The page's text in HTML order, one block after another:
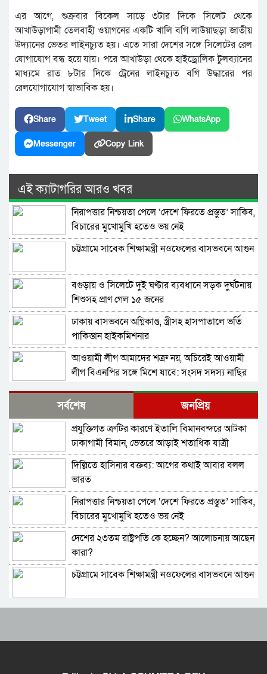
এর আগে, শুক্রবার বিকেল সাড়ে ৩টার দিকে সিলেট থেকে
আখাউড়াগামী তেলবাহী ওয়াগনের একটি খালি বগি লাউয়াছড়া জাতীয়
উদ্যানের ভেতর লাইনচ্যুত হয়। এতে সারা দেশের সঙ্গে সিলেটের রেল
যোগাযোগ বন্ধ হয়ে যায়। পরে আখাউড়া থেকে হাইড্রোলিক টুলব্যানের
মাধ্যমে রাত ৮টার দিকে ট্রেনের লাইনচ্যুত বগি উদ্ধারের পর
রেলযোগাযোগ স্বাভাবিক হয়।
Share Tweet Share WhatsApp
Messenger Copy Link
এই ক্যাটাগরির আরও খবর
নিরাপত্তার নিশ্চয়তা পেলে ‘দেশে ফিরতে প্রস্তুত’ সাকিব,
বিচারের মুখোমুখি হতেও ভয় নেই
চট্টগ্রামে সাবেক শিক্ষামন্ত্রী নওফেলের বাসভবনে আগুন
বগুড়ায় ও সিলেটে দুই ঘণ্টার ব্যবধানে সড়ক দুর্ঘটনায়
শিশুসহ প্রাণ গেল ১৫ জনের
ঢাকায় বাসভবনে অগ্নিকাণ্ড, স্ত্রীসহ হাসপাতালে ভর্তি
পাকিস্তান হাইকমিশনার
আওয়ামী লীগ আমাদের শত্রু নয়, অচিরেই আওয়ামী
লীগ বিএনপির সঙ্গে মিশে যাবে: সংসদ সদস্য নাছির
শহীদ আহসান জুলাই যোদ্ধা নন—দাবি বিএনপি নেতার,
জামায়াত নেতা বললেন, ‘সারজিসও ছাত্রলীগ করতেন’
সাকিব আল হাসানের বাড়িতে পেট্রোল ঢেলে আগুন
দেওয়ার চেষ্টা, ভাঙচুর
গাজীপুর-৫ আসনের সাবেক এমপি আখতারুজ্জামান
গ্রেপ্তার
ফেনীর পুলিশ সুপার; যত কিছুই করি না কেন, কারোরই
মন রক্ষা করতে পারি না
জুলাই গণঅভ্যুত্থান দিবসে হবিগঞ্জে শহীদদের প্রতি
জেলা পুলিশের শ্রদ্ধা
মৌলভীবাজারে যথাযোগ্য মর্যাদায় পালিত জুলাই
সর্বশেষ জনপ্রিয়
প্রযুক্তিগত ত্রুটির কারণে ইতালি বিমানবন্দরে আটকা
ঢাকাগামী বিমান, ভেতরে আড়াই শতাধিক যাত্রী
দিল্লিতে হাসিনার বক্তব্য: আগের কথাই আবার বলল
ভারত
নিরাপত্তার নিশ্চয়তা পেলে ‘দেশে ফিরতে প্রস্তুত’ সাকিব,
বিচারের মুখোমুখি হতেও ভয় নেই
দেশের ২৩তম রাষ্ট্রপতি কে হচ্ছেন? আলোচনায় আছেন
কারা?
চট্টগ্রামে সাবেক শিক্ষামন্ত্রী নওফেলের বাসভবনে আগুন
বাংলাদেশ-পাকিস্তানসহ ১৩ দেশের জোট, কমান্ডার